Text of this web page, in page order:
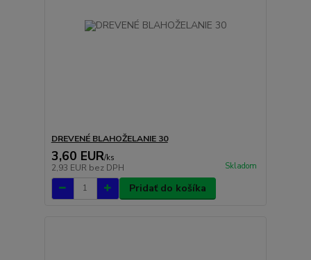
DREVENÉ BLAHOŽELANIE 30
3,60 EUR/ks
2,93 EUR bez DPH Skladom
Pridať do košíka